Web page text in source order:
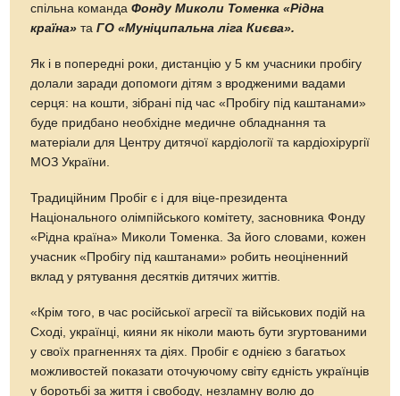
спільна командаФонду Миколи Томенка «Рідна
країна» та ГО «Муніципальна ліга Києва».
Як і в попередні роки, дистанцію у 5 км учасники пробігу
долали заради допомоги дітям з вродженими вадами
серця: на кошти, зібрані під час «Пробігу під каштанами»
буде придбано необхідне медичне обладнання та
матеріали для Центру дитячої кардіології та кардіохірургії
МОЗ України.
Традиційним Пробіг є і для віце-президента
Національного олімпійського комітету, засновника Фонду
«Рідна країна» Миколи Томенка. За його словами, кожен
учасник «Пробігу під каштанами» робить неоціненний
вклад у рятування десятків дитячих життів.
«Крім того, в час російської агресії та військових подій на
Сході, українці, кияни як ніколи мають бути згуртованими
у своїх прагненнях та діях. Пробіг є однією з багатьох
можливостей показати оточуючому світу єдність українців
у боротьбі за життя і свободу, незламну волю до